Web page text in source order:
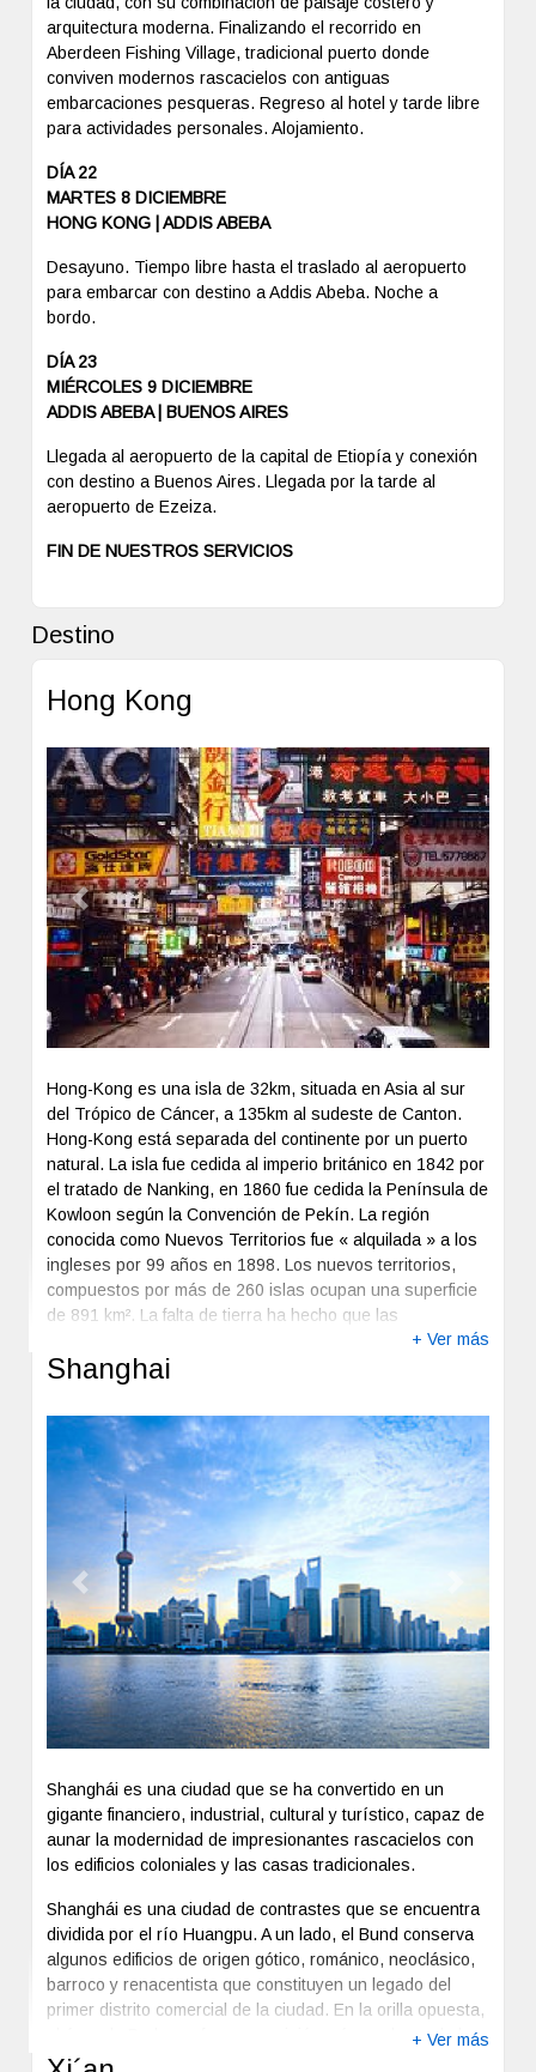
arquitectura moderna. Finalizando el recorrido en
Aberdeen Fishing Village, tradicional puerto donde
conviven modernos rascacielos con antiguas
embarcaciones pesqueras. Regreso al hotel y tarde libre
para actividades personales. Alojamiento.
DÍA 22
MARTES 8 DICIEMBRE
HONG KONG | ADDIS ABEBA
Desayuno. Tiempo libre hasta el traslado al aeropuerto
para embarcar con destino a Addis Abeba. Noche a
bordo.
DÍA 23
MIÉRCOLES 9 DICIEMBRE
ADDIS ABEBA | BUENOS AIRES
Llegada al aeropuerto de la capital de Etiopía y conexión
con destino a Buenos Aires. Llegada por la tarde al
aeropuerto de Ezeiza.
FIN DE NUESTROS SERVICIOS
Destino
Hong Kong
Previous Next
Hong-Kong es una isla de 32km, situada en Asia al sur
del Trópico de Cáncer, a 135km al sudeste de Canton.
Hong-Kong está separada del continente por un puerto
natural. La isla fue cedida al imperio británico en 1842 por
el tratado de Nanking, en 1860 fue cedida la Península de
Kowloon según la Convención de Pekín. La región
conocida como Nuevos Territorios fue « alquilada » a los
ingleses por 99 años en 1898. Los nuevos territorios,
compuestos por más de 260 islas ocupan una superficie
de 891 km². La falta de tierra ha hecho que las
actividades económicas de Hong-Kong se desarrollen en
el mar sobre todo en la isla de Hong-Kong y en Kowloon.
+ Ver más
Shanghai
Previous
Shanghái es una ciudad que se ha convertido en un
gigante financiero, industrial, cultural y turístico, capaz de
aunar la modernidad de impresionantes rascacielos con
los edificios coloniales y las casas tradicionales.
Shanghái es una ciudad de contrastes que se encuentra
dividida por el río Huangpu. A un lado, el Bund conserva
algunos edificios de origen gótico, románico, neoclásico,
barroco y renacentista que constituyen un legado del
primer distrito comercial de la ciudad. En la orilla opuesta,
el área de Pudong ofrece una visión más moderna de la
ciudad gracias al inconfundible skyline que forma una de
+ Ver más